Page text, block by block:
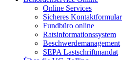
Online Services
Sicheres Kontaktformular
Fundbüro online
Ratsinformationssystem
Beschwerdemanagement
SEPA Lastschriftmandat